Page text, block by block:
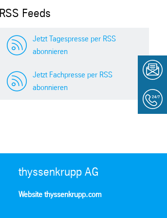
RSS Feeds
Jetzt Tagespresse per RSS
abonnieren
Jetzt Fachpresse per RSS
abonnieren
thyssenkrupp AG
Website thyssenkrupp.com